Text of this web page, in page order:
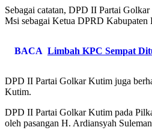
Sebagai catatan, DPD II Partai
Msi sebagai Ketua DPRD Kabupaten
BACA Limbah KPC Sempat
DPD II Partai Golkar Kutim juga
Kutim.
DPD II Partai Golkar Kutim pada
oleh pasangan H. Ardiansyah